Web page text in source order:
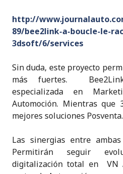
n o
o
k
p
p
http://
89/bee2link-a-boucle-le-
3dsoft/6/services
Sin duda, este proyecto
más fuertes.
especializada en
Automoción. Mientras
mejores soluciones Posventa.
Las sinergias entre
Permitirán seguir
digitalización total en VN